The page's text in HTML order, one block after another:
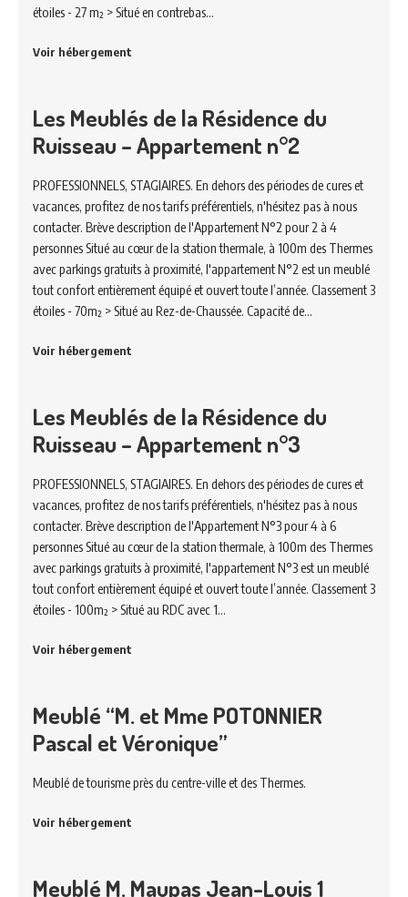
étoiles - 27 m² > Situé en contrebas…
Voir hébergement
Les Meublés de la Résidence du
Ruisseau – Appartement n°2
PROFESSIONNELS, STAGIAIRES. En dehors des périodes de cures et
vacances, profitez de nos tarifs préférentiels, n'hésitez pas à nous
contacter. Brève description de l'Appartement N°2 pour 2 à 4
personnes Situé au cœur de la station thermale, à 100m des Thermes
avec parkings gratuits à proximité, l'appartement N°2 est un meublé
tout confort entièrement équipé et ouvert toute l’année. Classement 3
étoiles - 70m² > Situé au Rez-de-Chaussée. Capacité de…
Voir hébergement
Les Meublés de la Résidence du
Ruisseau – Appartement n°3
PROFESSIONNELS, STAGIAIRES. En dehors des périodes de cures et
vacances, profitez de nos tarifs préférentiels, n'hésitez pas à nous
contacter. Brève description de l'Appartement N°3 pour 4 à 6
personnes Situé au cœur de la station thermale, à 100m des Thermes
avec parkings gratuits à proximité, l'appartement N°3 est un meublé
tout confort entièrement équipé et ouvert toute l’année. Classement 3
étoiles - 100m² > Situé au RDC avec 1…
Voir hébergement
Meublé “M. et Mme POTONNIER
Pascal et Véronique”
Meublé de tourisme près du centre-ville et des Thermes.
Voir hébergement
Meublé M. Maupas Jean-Louis 1